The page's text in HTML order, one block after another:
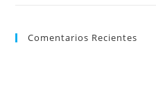
Comentarios Recientes